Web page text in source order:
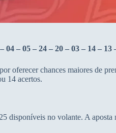
04 – 05 – 24 – 20 – 03 – 14 – 13
oferecer chances maiores de
14 acertos.
disponíveis no volante. A